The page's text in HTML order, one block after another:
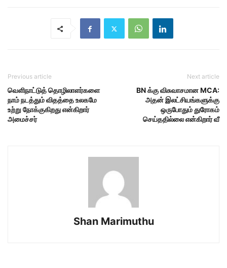
Previous article
வெளிநாட்டுத் தொழிலாளர்களை
நாம் நடத்தும் விதத்தை உலகமே
உற்று நோக்குகிறது என்கிறார்
அமைச்சர்
Next article
BN க்கு விசுவாசமான MCA:
அதன் இலட்சியங்களுக்கு
ஒருபோதும் துரோகம்
செய்ததில்லை என்கிறார் வீ
Shan Marimuthu